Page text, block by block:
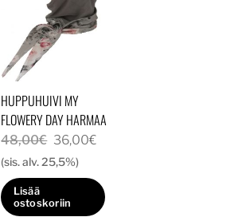
HUPPUHUIVI MY
FLOWERY DAY HARMAA
48,00€ Alkuperäinen
hinta
oli:
48,00€.
36,00€Nykyinen
on:
36,00€.
(sis. alv. 25,5%)
Lisää
ostoskoriin